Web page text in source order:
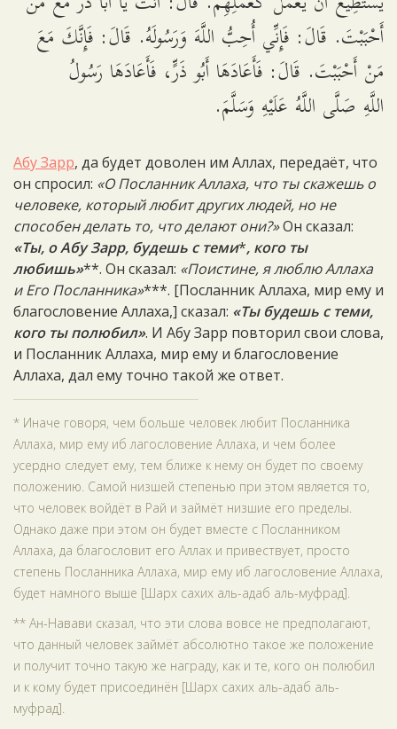
أَحْبَبْتَ. قَالَ: فَإِنِّي أُحِبُّ اللَّهَ وَرَسُولَهُ. قَالَ: فَإِنَّكَ مَعَ
مَنْ أَحْبَبْتَ. قَالَ: فَأَعَادَهَا أَبُو ذَرٍّ، فَأَعَادَهَا رَسُولُ
اللَّهِ صَلَّى اللَّهُ عَلَيْهِ وَسَلَّمَ.
Абу Зарр, да будет доволен им Аллах, передаёт, что
он спросил: «О Посланник Аллаха, что ты скажешь о
человеке, который любит других людей, но не
способен делать то, что делают они?»Он сказал:
«Ты, о Абу Зарр, будешь с теми*, кого ты
любишь»**. Он сказал: «Поистине, я люблю Аллаха
и Его Посланника»***. [Посланник Аллаха, мир ему и
благословение Аллаха,] сказал: «Ты будешь с теми,
кого ты полюбил». И Абу Зарр повторил свои слова,
и Посланник Аллаха, мир ему и благословение
Аллаха, дал ему точно такой же ответ.
* Иначе говоря, чем больше человек любит Посланника
Аллаха, мир ему иб лагословение Аллаха, и чем более
усердно следует ему, тем ближе к нему он будет по своему
положению. Самой низшей степенью при этом является то,
что человек войдёт в Рай и займёт низшие его пределы.
Однако даже при этом он будет вместе с Посланником
Аллаха, да благословит его Аллах и привествует, просто
степень Посланника Аллаха, мир ему иб лагословение Аллаха,
будет намного выше [Шарх сахих аль-адаб аль-муфрад].
** Ан-Навави сказал, что эти слова вовсе не предполагают,
что данный человек займёт абсолютно такое же положение
и получит точно такую же награду, как и те, кого он полюбил
и к кому будет присоединён [Шарх сахих аль-адаб аль-
муфрад].